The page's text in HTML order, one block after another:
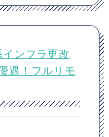
インフラ更改
遇！フルリモ